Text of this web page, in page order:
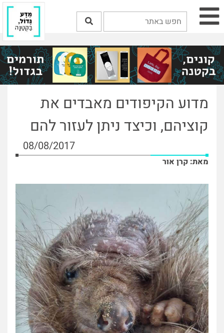
מדוע הקיפודים מאבדים את
קוציהם, וכיצד ניתן לעזור להם
08/08/2017
מאת: קרן אור